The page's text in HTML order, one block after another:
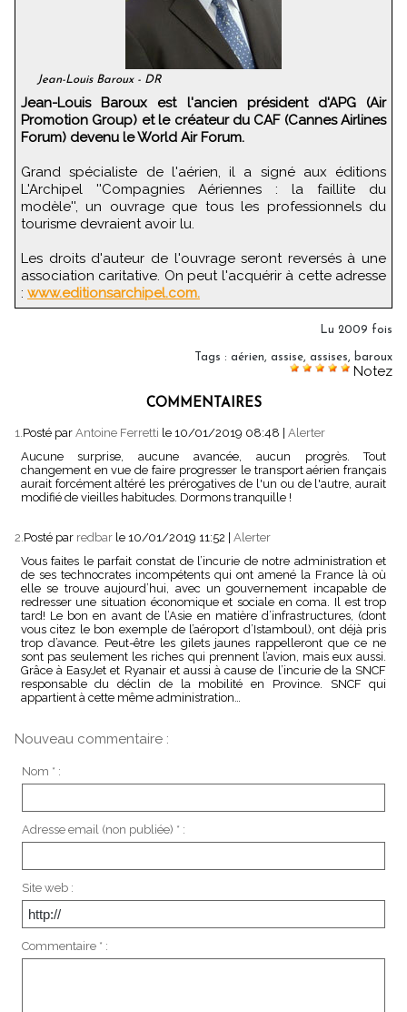
Jean-Louis Baroux - DR
Jean-Louis Baroux est l'ancien président d'APG (Air
Promotion Group) et le créateur du CAF (Cannes Airlines
Forum) devenu le World Air Forum.
Grand spécialiste de l'aérien, il a signé aux éditions
L'Archipel ''Compagnies Aériennes : la faillite du
modèle'', un ouvrage que tous les professionnels du
tourisme devraient avoir lu.
Les droits d'auteur de l'ouvrage seront reversés à une
association caritative. On peut l'acquérir à cette adresse
: www.editionsarchipel.com.
Lu 2009 fois
Tags : aérien assise assises baroux
Notez
COMMENTAIRES
1. Posté par Antoine Ferretti le 10/01/2019 08:48 | Alerter
Aucune surprise, aucune avancée, aucun progrès. Tout
changement en vue de faire progresser le transport aérien français
aurait forcément altéré les prérogatives de l'un ou de l'autre, aurait
modifié de vieilles habitudes. Dormons tranquille !
2. Posté par redbar le 10/01/2019 11:52 | Alerter
Vous faites le parfait constat de l’incurie de notre administration et
de ses technocrates incompétents qui ont amené la France là où
elle se trouve aujourd’hui, avec un gouvernement incapable de
redresser une situation économique et sociale en coma. Il est trop
tard! Le bon en avant de l’Asie en matière d’infrastructures, (dont
vous citez le bon exemple de l’aéroport d’Istamboul), ont déjà pris
trop d’avance. Peut-être les gilets jaunes rappelleront que ce ne
sont pas seulement les riches qui prennent l’avion, mais eux aussi.
Grâce à EasyJet et Ryanair et aussi à cause de l’incurie de la SNCF
responsable du déclin de la mobilité en Province. SNCF qui
appartient à cette même administration…
Nouveau commentaire :
Nom * :
Adresse email (non publiée) * :
Site web :
Commentaire * :